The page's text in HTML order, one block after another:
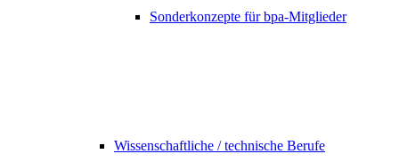
Sonderkonzepte für bpa-Mitglieder
Wissenschaftliche / technische Berufe